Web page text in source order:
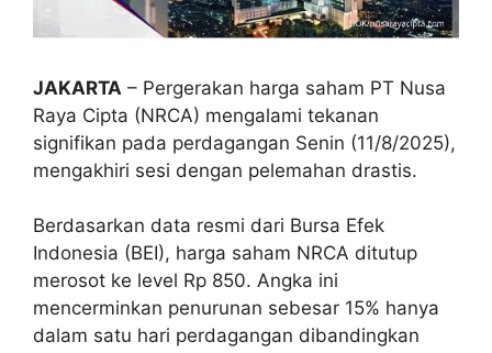
JAKARTA – Pergerakan harga saham PT Nusa
Raya Cipta (NRCA) mengalami tekanan
signifikan pada perdagangan Senin (11/8/2025),
mengakhiri sesi dengan pelemahan drastis.
Berdasarkan data resmi dari Bursa Efek
Indonesia (BEI), harga saham NRCA ditutup
merosot ke level Rp 850. Angka ini
mencerminkan penurunan sebesar 15% hanya
dalam satu hari perdagangan dibandingkan